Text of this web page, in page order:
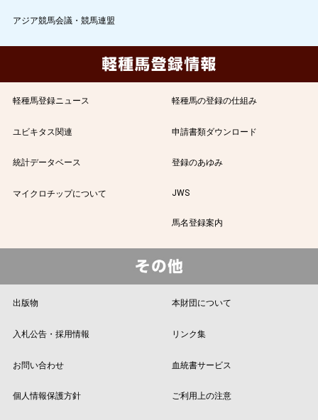
アジア競馬会議・競馬連盟
軽種馬登録ニュース 軽種馬の登録の仕組み
ユビキタス関連 申請書類ダウンロード
統計データベース 登録のあゆみ
マイクロチップについて JWS
馬名登録案内
出版物 本財団について
入札公告・採用情報 リンク集
お問い合わせ 血統書サービス
個人情報保護方針 ご利用上の注意